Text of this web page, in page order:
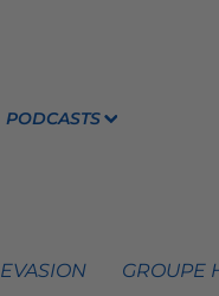
PODCASTS
GROUPE